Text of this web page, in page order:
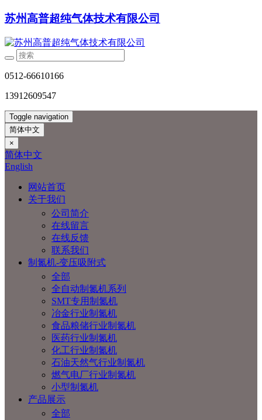
苏州高普超纯气体技术有限公司
0512-66610166
13912609547
Toggle navigation
简体中文
×
简体中文
English
网站首页
关于我们
公司简介
在线留言
在线反馈
联系我们
制氮机-变压吸附式
全部
全自动制氮机系列
SMT专用制氮机
冶金行业制氮机
食品粮储行业制氮机
医药行业制氮机
化工行业制氮机
石油天然气行业制氮机
燃气电厂行业制氮机
小型制氮机
产品展示
全部